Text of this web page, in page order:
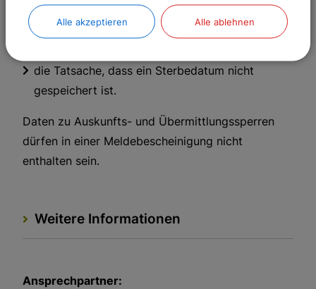
Daten zum Personalausweis, zum anerkannten
Pass oder Passersatzpapier, und/oder zur eID-
die Tatsache, dass ein Sterbedatum nicht
gespeichert ist.
Daten zu Auskunfts- und Übermittlungssperren
dürfen in einer Meldebescheinigung nicht
enthalten sein.
Weitere Informationen
Ansprechpartner:
Alle akzeptieren Alle ablehnen